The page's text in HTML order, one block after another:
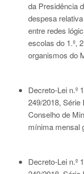
da Presidência
despesa
entre redes
escolas do 1.º,
organismos do
Decreto-Lei n.º
249/2018, Série
Conselho de
mínima mensal
Decreto-Lei n.º